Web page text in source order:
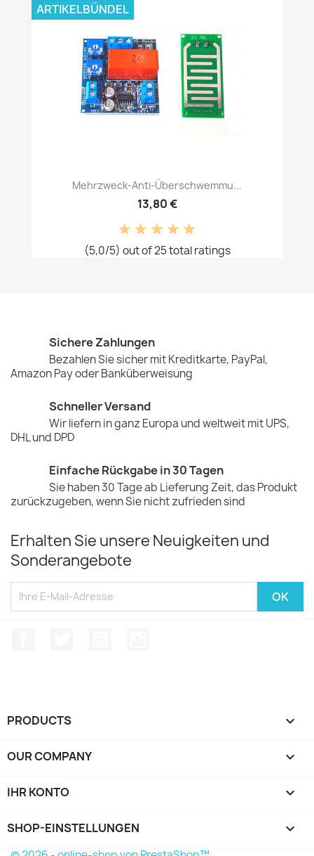
Mehrzweck-Anti-Überschwemmu...
13,80 €
(5,0/5) out of 25 total ratings
ARTIKELBÜNDEL
Sichere Zahlungen
Bezahlen Sie sicher mit Kreditkarte, PayPal,
Amazon Pay oder Banküberweisung
Schneller Versand
Wir liefern in ganz Europa und weltweit mit UPS,
DHL und DPD
Einfache Rückgabe in 30 Tagen
Sie haben 30 Tage ab Lieferung Zeit, das Produkt
zurückzugeben, wenn Sie nicht zufrieden sind
Erhalten Sie unsere Neuigkeiten und
Sonderangebote
PRODUCTS 
OUR COMPANY 
IHR KONTO 
SHOP-EINSTELLUNGEN keyboard_arrow_down